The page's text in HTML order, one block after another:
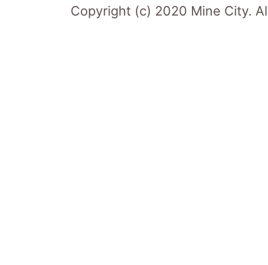
Copyright (c) 2020 Mine City.